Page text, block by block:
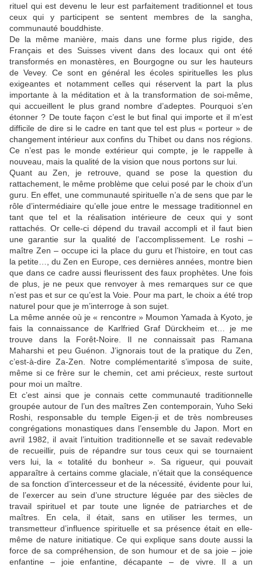
rituel qui est devenu le leur est parfaitement traditionnel et tous
ceux qui y participent se sentent membres de la sangha,
communauté bouddhiste.
De la même manière, mais dans une forme plus rigide, des
Français et des Suisses vivent dans des locaux qui ont été
transformés en monastères, en Bourgogne ou sur les hauteurs
de Vevey. Ce sont en général les écoles spirituelles les plus
exigeantes et notamment celles qui réservent la part la plus
importante à la méditation et à la transformation de soi-même,
qui accueillent le plus grand nombre d’adeptes. Pourquoi s’en
étonner ? De toute façon c’est le but final qui importe et il m’est
difficile de dire si le cadre en tant que tel est plus « porteur » de
changement intérieur aux confins du Thibet ou dans nos régions.
Ce n’est pas le monde extérieur qui compte, je le rappelle à
nouveau, mais la qualité de la vision que nous portons sur lui.
Quant au Zen, je retrouve, quand se pose la question du
rattachement, le même problème que celui posé par le choix d’un
guru. En effet, une communauté spirituelle n’a de sens que par le
rôle d’intermédiaire qu’elle joue entre le message traditionnel en
tant que tel et la réalisation intérieure de ceux qui y sont
rattachés. Or celle-ci dépend du travail accompli et il faut bien
une garantie sur la qualité de l’accomplissement. Le roshi –
maître Zen – occupe ici la place du guru et l’histoire, en tout cas
la petite…, du Zen en Europe, ces dernières années, montre bien
que dans ce cadre aussi fleurissent des faux prophètes. Une fois
de plus, je ne peux que renvoyer à mes remarques sur ce que
n’est pas et sur ce qu’est la Voie. Pour ma part, le choix a été trop
naturel pour que je m’interroge à son sujet.
La même année où je « rencontre » Moumon Yamada à Kyoto, je
fais la connaissance de Karlfried Graf Dürckheim et… je me
trouve dans la Forêt-Noire. Il ne connaissait pas Ramana
Maharshi et peu Guénon. J’ignorais tout de la pratique du Zen,
c’est-à-dire Za-Zen. Notre complémentarité s’imposa de suite,
même si ce frère sur le chemin, cet ami précieux, reste surtout
pour moi un maître.
Et c’est ainsi que je connais cette communauté traditionnelle
groupée autour de l’un des maîtres Zen contemporain, Yuho Seki
Roshi, responsable du temple Eigen-ji et de très nombreuses
congrégations monastiques dans l’ensemble du Japon. Mort en
avril 1982, il avait l’intuition traditionnelle et se savait redevable
de recueillir, puis de répandre sur tous ceux qui se tournaient
vers lui, la « totalité du bonheur ». Sa rigueur, qui pouvait
apparaître à certains comme glaciale, n’était que la conséquence
de sa fonction d’intercesseur et de la nécessité, évidente pour lui,
de l’exercer au sein d’une structure léguée par des siècles de
travail spirituel et par toute une lignée de patriarches et de
maîtres. En cela, il était, sans en utiliser les termes, un
transmetteur d’influence spirituelle et sa présence était en elle-
même de nature initiatique. Ce qui explique sans doute aussi la
force de sa compréhension, de son humour et de sa joie – joie
enfantine – joie enfantine, décapante – de vivre. Il a un